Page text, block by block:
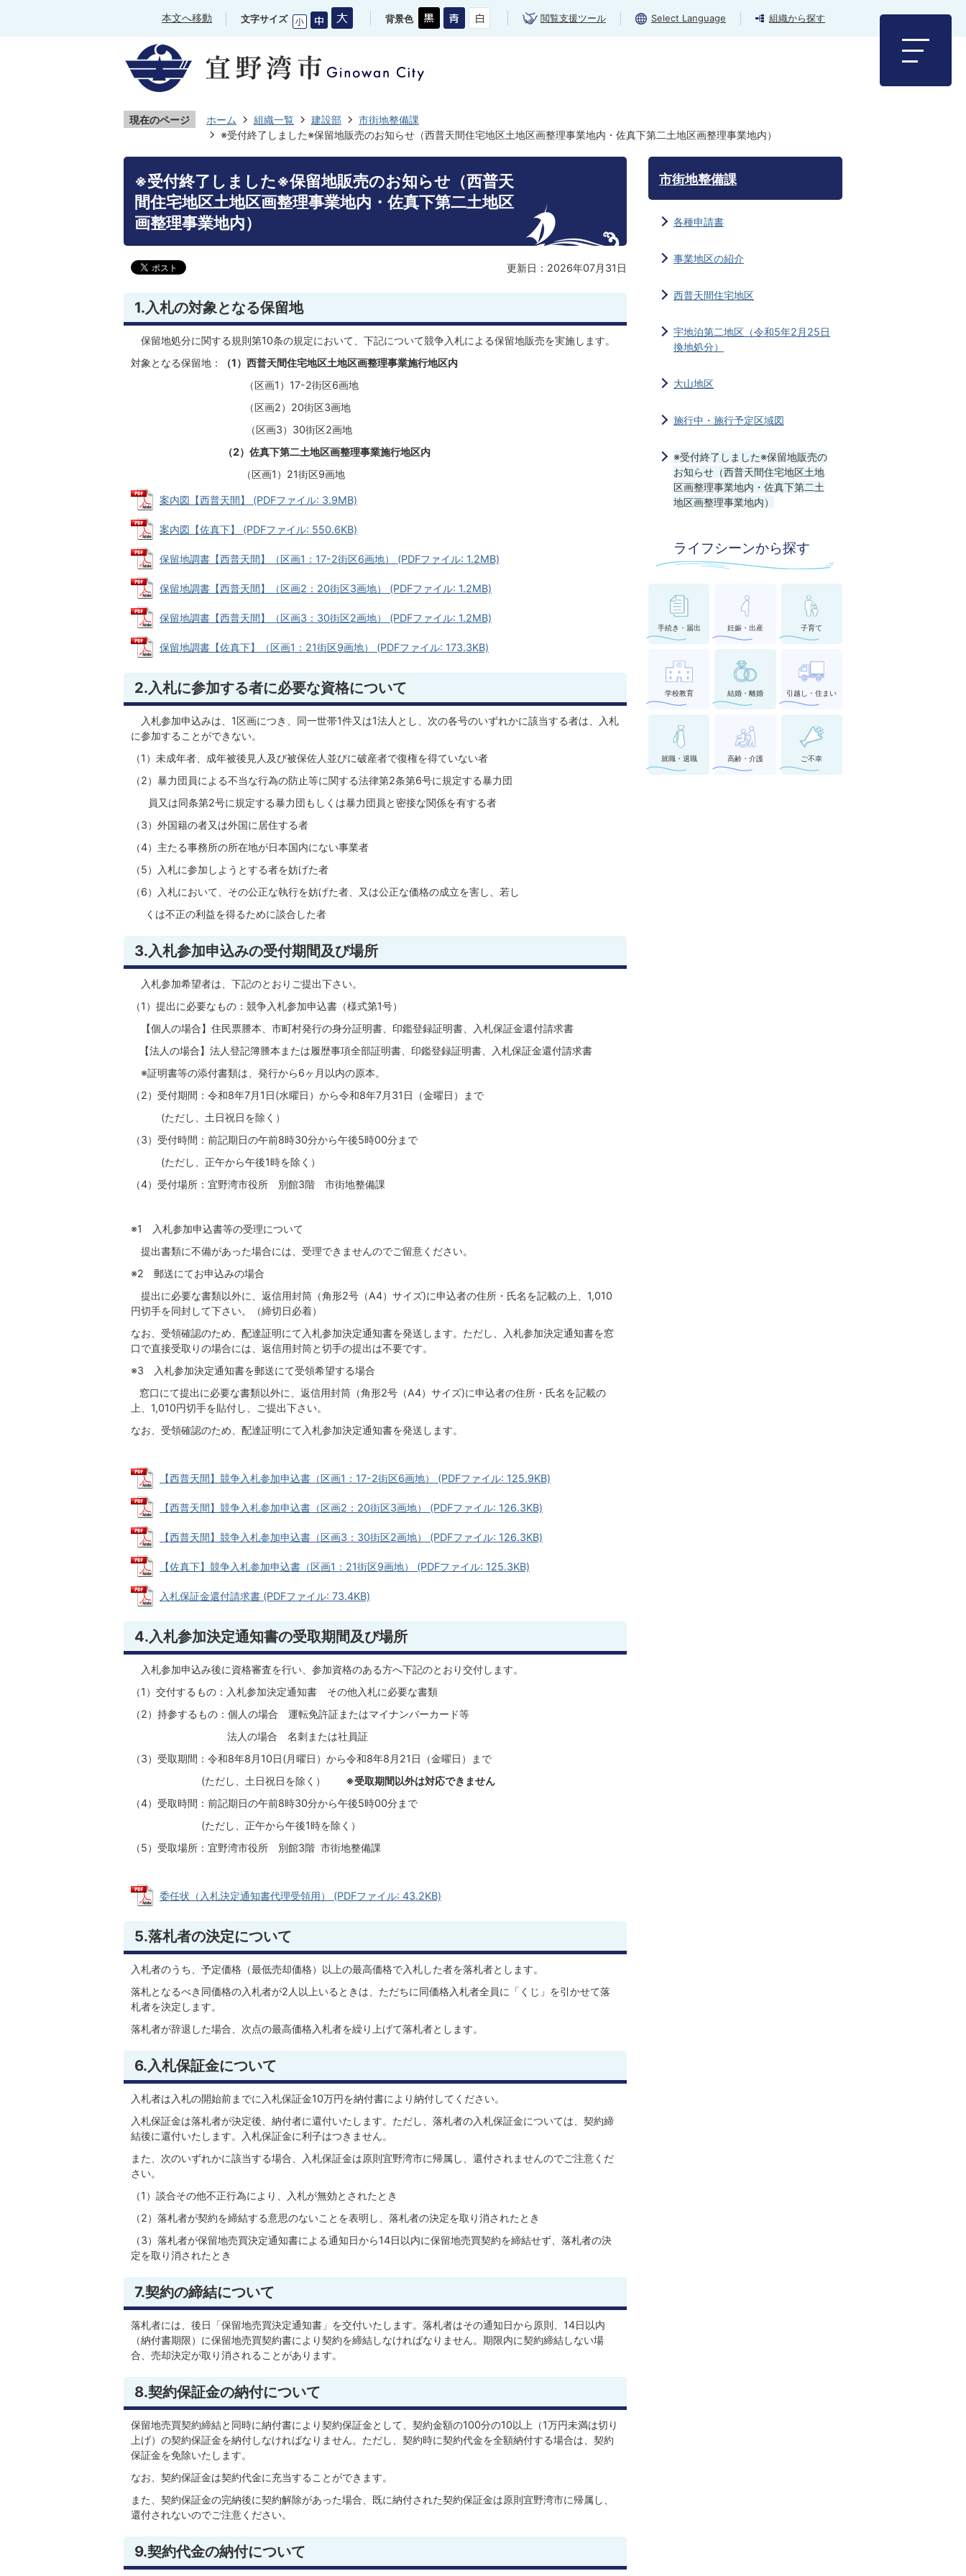
本文へ移動 文字サイズ 背景色 閲覧支援ツール Select Language 組織から探す
現在のページ ホーム 組織一覧 建設部
市街地整備課
※受付終了しました※保留地販売のお知らせ（西普天間住宅地区土地区画整理事業地内・佐真下第二土地区画整理事業地内）
※受付終了しました※保留地販売のお知らせ（西普天
間住宅地区土地区画整理事業地内・佐真下第二土地区
画整理事業地内）
更新日：2026年07月31日
1.入札の対象となる保留地
保留地処分に関する規則第10条の規定において、下記について競争入札による保留地販売を実施します。
対象となる保留地：
（1）西普天間住宅地区土地区画整理事業施行地区内
（区画1）17-2街区6画地
（区画2）20街区3画地
（区画3）30街区2画地
（2）佐真下第二土地区画整理事業施行地区内
（区画1）21街区9画地
案内図【西普天間】 (PDFファイル: 3.9MB)
案内図【佐真下】 (PDFファイル: 550.6KB)
保留地調書【西普天間】（区画1：17-2街区6画地） (PDFファイル: 1.2MB)
保留地調書【西普天間】（区画2：20街区3画地） (PDFファイル: 1.2MB)
保留地調書【西普天間】（区画3：30街区2画地） (PDFファイル: 1.2MB)
保留地調書【佐真下】（区画1：21街区9画地） (PDFファイル: 173.3KB)
2.入札に参加する者に必要な資格について
入札参加申込みは、1区画につき、同一世帯1件又は1法人とし、次の各号のいずれかに該当する者は、入札
に参加することができない。
（1）未成年者、成年被後見人及び被保佐人並びに破産者で復権を得ていない者
（2）暴力団員による不当な行為の防止等に関する法律第2条第6号に規定する暴力団
員又は同条第2号に規定する暴力団もしくは暴力団員と密接な関係を有する者
（3）外国籍の者又は外国に居住する者
（4）主たる事務所の所在地が日本国内にない事業者
（5）入札に参加しようとする者を妨げた者
（6）入札において、その公正な執行を妨げた者、又は公正な価格の成立を害し、若し
くは不正の利益を得るために談合した者
3.入札参加申込みの受付期間及び場所
入札参加希望者は、下記のとおりご提出下さい。
（1）提出に必要なもの：競争入札参加申込書（様式第1号）
【個人の場合】住民票謄本、市町村発行の身分証明書、印鑑登録証明書、入札保証金還付請求書
【法人の場合】法人登記簿謄本または履歴事項全部証明書、印鑑登録証明書、入札保証金還付請求書
※証明書等の添付書類は、発行から6ヶ月以内の原本。
（2）受付期間：令和8年7月1日(水曜日）から令和8年7月31日（金曜日）まで
(ただし、土日祝日を除く）
（3）受付時間：前記期日の午前8時30分から午後5時00分まで
(ただし、正午から午後1時を除く）
（4）受付場所：宜野湾市役所 別館3階 市街地整備課
※1 入札参加申込書等の受理について
提出書類に不備があった場合には、受理できませんのでご留意ください。
※2 郵送にてお申込みの場合
提出に必要な書類以外に、返信用封筒（角形2号（A4）サイズ)に申込者の住所・氏名を記載の上、1,010
円切手を同封して下さい。（締切日必着）
なお、受領確認のため、配達証明にて入札参加決定通知書を発送します。ただし、入札参加決定通知書を窓
口で直接受取りの場合には、返信用封筒と切手の提出は不要です。
※3 入札参加決定通知書を郵送にて受領希望する場合
窓口にて提出に必要な書類以外に、返信用封筒（角形2号（A4）サイズ)に申込者の住所・氏名を記載の
上、1,010円切手を貼付し、ご提出下さい。
なお、受領確認のため、配達証明にて入札参加決定通知書を発送します。
【西普天間】競争入札参加申込書（区画1：17-2街区6画地） (PDFファイル: 125.9KB)
【西普天間】競争入札参加申込書（区画2：20街区3画地） (PDFファイル: 126.3KB)
【西普天間】競争入札参加申込書（区画3：30街区2画地） (PDFファイル: 126.3KB)
【佐真下】競争入札参加申込書（区画1：21街区9画地） (PDFファイル: 125.3KB)
入札保証金還付請求書 (PDFファイル: 73.4KB)
4.入札参加決定通知書の受取期間及び場所
入札参加申込み後に資格審査を行い、参加資格のある方へ下記のとおり交付します。
（1）交付するもの：入札参加決定通知書 その他入札に必要な書類
（2）持参するもの：個人の場合 運転免許証またはマイナンバーカード等
法人の場合 名刺または社員証
（3）受取期間：令和8年8月10日(月曜日）から令和8年8月21日（金曜日）まで
(ただし、土日祝日を除く）
※受取期間以外は対応できません
（4）受取時間：前記期日の午前8時30分から午後5時00分まで
(ただし、正午から午後1時を除く）
（5）受取場所：宜野湾市役所 別館3階 市街地整備課
委任状（入札決定通知書代理受領用） (PDFファイル: 43.2KB)
5.落札者の決定について
入札者のうち、予定価格（最低売却価格）以上の最高価格で入札した者を落札者とします。
落札となるべき同価格の入札者が2人以上いるときは、ただちに同価格入札者全員に「くじ」を引かせて落
札者を決定します。
落札者が辞退した場合、次点の最高価格入札者を繰り上げて落札者とします。
6.入札保証金について
入札者は入札の開始前までに入札保証金10万円を納付書により納付してください。
入札保証金は落札者が決定後、納付者に還付いたします。ただし、落札者の入札保証金については、契約締
結後に還付いたします。入札保証金に利子はつきません。
また、次のいずれかに該当する場合、入札保証金は原則宜野湾市に帰属し、還付されませんのでご注意くだ
さい。
（1）談合その他不正行為により、入札が無効とされたとき
（2）落札者が契約を締結する意思のないことを表明し、落札者の決定を取り消されたとき
（3）落札者が保留地売買決定通知書による通知日から14日以内に保留地売買契約を締結せず、落札者の決
定を取り消されたとき
7.契約の締結について
落札者には、後日「保留地売買決定通知書」を交付いたします。落札者はその通知日から原則、14日以内
（納付書期限）に保留地売買契約書により契約を締結しなければなりません。期限内に契約締結しない場
合、売却決定が取り消されることがあります。
8.契約保証金の納付について
保留地売買契約締結と同時に納付書により契約保証金として、契約金額の100分の10以上（1万円未満は切り
上げ）の契約保証金を納付しなければなりません。ただし、契約時に契約代金を全額納付する場合は、契約
保証金を免除いたします。
なお、契約保証金は契約代金に充当することができます。
また、契約保証金の完納後に契約解除があった場合、既に納付された契約保証金は原則宜野湾市に帰属し、
還付されないのでご注意ください。
9.契約代金の納付について
市街地整備課
各種申請書
事業地区の紹介
西普天間住宅地区
宇地泊第二地区（令和5年2月25日
換地処分）
大山地区
施行中・施行予定区域図
※受付終了しました※保留地販売の
お知らせ（西普天間住宅地区土地
区画整理事業地内・佐真下第二土
地区画整理事業地内）
ライフシーンから探す
手続き・届出 妊娠・出産 子育て
学校教育 結婚・離婚 引越し・住まい
就職・退職 高齢・介護 ご不幸